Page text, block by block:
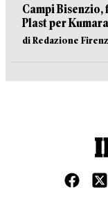
Campi
Plast per
di Redazione